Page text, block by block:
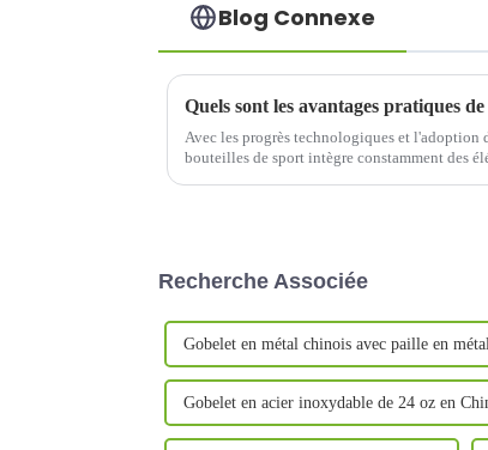
Blog Connexe
Avec les progrès technologiques et l'adoption
bouteilles de sport intègre constamment des
Recherche Associée
Gobelet en métal chinois avec paille en métal
Gobelet en acier inoxydable de 24 oz en